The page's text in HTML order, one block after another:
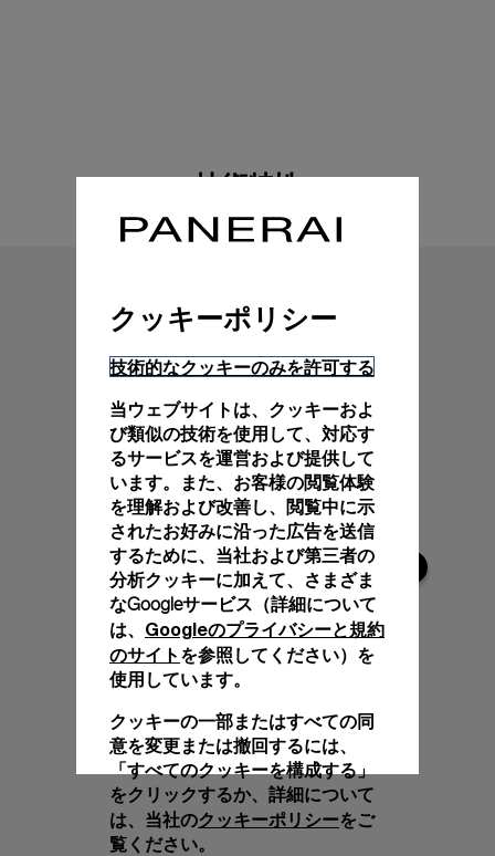
技術特性
クッキーポリシー
技術的なクッキーのみを許可する
当ウェブサイトは、クッキーおよ
び類似の技術を使用して、対応す
るサービスを運営および提供して
います。また、お客様の閲覧体験
を理解および改善し、閲覧中に示
されたお好みに沿った広告を送信
するために、当社および第三者の
分析クッキーに加えて、さまざま
なGoogleサービス（詳細について
は、 Googleのプライバシーと規約
のサイト を参照してください）を
使用しています。
クッキーの一部またはすべての同
意を変更または撤回するには、
「すべてのクッキーを構成する」
をクリックするか、詳細について
は、当社のクッキーポリシーをご
覧ください。